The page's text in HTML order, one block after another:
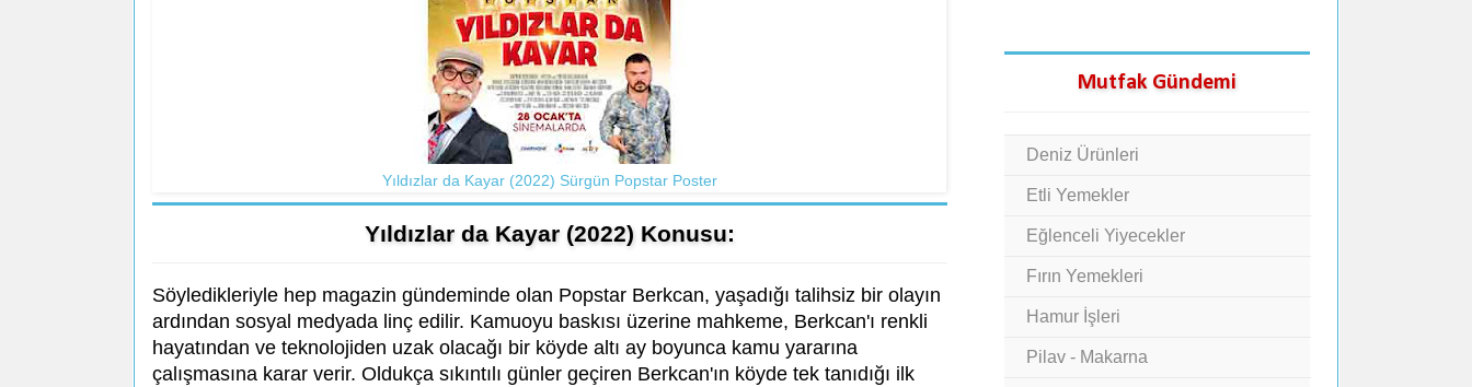
Yıldızlar da Kayar (2022) Sürgün Popstar Poster
Yıldızlar da Kayar (2022) Konusu:
Söyledikleriyle hep magazin gündeminde olan Popstar Berkcan, yaşadığı talihsiz bir olayın
ardından sosyal medyada linç edilir. Kamuoyu baskısı üzerine mahkeme, Berkcan'ı renkli
hayatından ve teknolojiden uzak olacağı bir köyde altı ay boyunca kamu yararına
çalışmasına karar verir. Oldukça sıkıntılı günler geçiren Berkcan'ın köyde tek tanıdığı ilk
Mutfak Gündemi
Deniz Ürünleri
Etli Yemekler
Eğlenceli Yiyecekler
Fırın Yemekleri
Hamur İşleri
Pilav - Makarna